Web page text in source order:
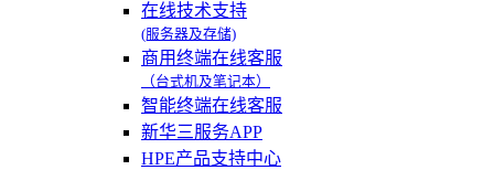
在线技术支持
(服务器及存储)
商用终端在线客服
（台式机及笔记本）
智能终端在线客服
新华三服务APP
HPE产品支持中心